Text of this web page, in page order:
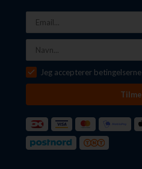
Jeg accepterer betingelserne